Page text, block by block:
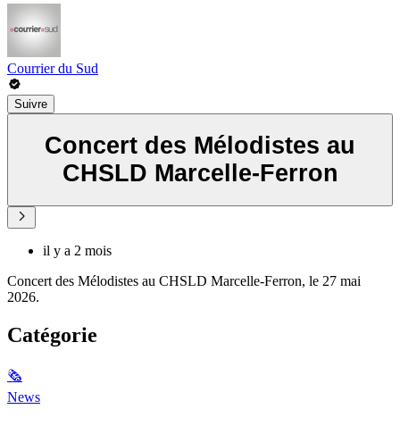
Courrier du Sud
Suivre
Concert des Mélodistes au
CHSLD Marcelle-Ferron
il y a 2 mois
Concert des Mélodistes au CHSLD Marcelle-Ferron, le 27 mai
2026.
Catégorie
🗞
News